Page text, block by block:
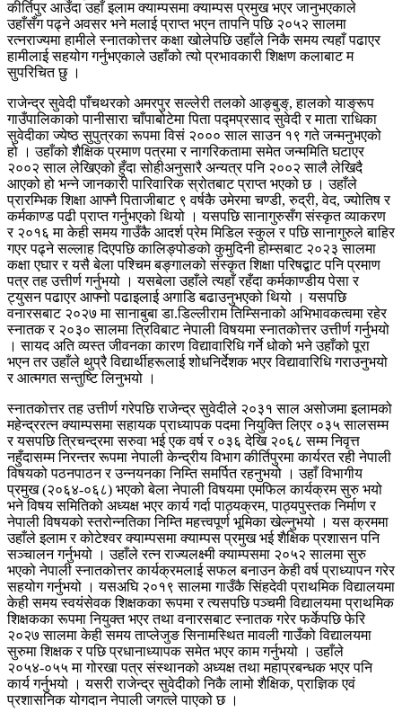
कीर्तिपुर आउँदा उहाँ इलाम क्याम्पसमा क्याम्पस प्रमुख भएर जानुभएकाले
उहाँसँग पढ्ने अवसर भने मलाई प्राप्त भएन तापनि पछि २०५२ सालमा
रत्नराज्यमा हामीले स्नातकोत्तर कक्षा खोलेपछि उहाँले निकै समय त्यहाँ पढाएर
हामीलाई सहयोग गर्नुभएकाले उहाँको त्यो प्रभावकारी शिक्षण कलाबाट म
सुपरिचित छु ।
राजेन्द्र सुवेदी पाँचथरको अमरपुर सल्लेरी तलको आङ्बुङ्, हालको याङ्रूप
गाउँपालिकाको पानीसारा चाँपाबोटेमा पिता पद्मप्रसाद सुवेदी र माता राधिका
सुवेदीका ज्येष्ठ सुपुत्रका रूपमा विसं २००० साल साउन १९ गते जन्मनुभएको
हो । उहाँको शैक्षिक प्रमाण पत्रमा र नागरिकतामा समेत जन्ममिति घटाएर
२००२ साल लेखिएको हुँदा सोहीअनुसारै अन्यत्र पनि २००२ सालै लेखिदै
आएको हो भन्ने जानकारी पारिवारिक स्रोतबाट प्राप्त भएको छ । उहाँले
प्रारम्भिक शिक्षा आफ्नै पिताजीबाट ९ वर्षकै उमेरमा चण्डी, रुद्री, वेद, ज्योतिष र
कर्मकाण्ड पढी प्राप्त गर्नुभएको थियो । यसपछि सानागुरुसँग संस्कृत व्याकरण
र २०१६ मा केही समय गाउँकै आदर्श प्रेम मिडिल स्कुल र पछि सानागुरुले बाहिर
गएर पढ्ने सल्लाह दिएपछि कालिङ्पोङको कुमुदिनी होम्सबाट २०२३ सालमा
कक्षा एघार र यसै बेला पश्चिम बङ्गालको संस्कृत शिक्षा परिषद्बाट पनि प्रमाण
पत्र तह उत्तीर्ण गर्नुभयो । यसबेला उहाँले त्यहाँ रहँदा कर्मकाण्डीय पेसा र
ट्युसन पढाएर आफ्नो पढाइलाई अगाडि बढाउनुभएको थियो । यसपछि
वनारसबाट २०२७ मा सानाबुबा डा.डिल्लीराम तिम्सिनाको अभिभावकत्वमा रहेर
स्नातक र २०३० सालमा त्रिविबाट नेपाली विषयमा स्नातकोत्तर उत्तीर्ण गर्नुभयो
। सायद अति व्यस्त जीवनका कारण विद्यावारिधि गर्ने धोको भने उहाँको पूरा
भएन तर उहाँले थुप्रै विद्यार्थीहरूलाई शोधनिर्देशक भएर विद्यावारिधि गराउनुभयो
र आत्मगत सन्तुष्टि लिनुभयो ।
स्नातकोत्तर तह उत्तीर्ण गरेपछि राजेन्द्र सुवेदीले २०३१ साल असोजमा इलामको
महेन्द्ररत्न क्याम्पसमा सहायक प्राध्यापक पदमा नियुक्ति लिएर ०३५ सालसम्म
र यसपछि त्रिचन्द्रमा सरुवा भई एक वर्ष र ०३६ देखि २०६८ सम्म निवृत्त
नहुँदासम्म निरन्तर रूपमा नेपाली केन्द्रीय विभाग कीर्तिपुरमा कार्यरत रही नेपाली
विषयको पठनपाठन र उन्नयनका निम्ति समर्पित रहनुभयो । उहाँ विभागीय
प्रमुख (२०६४-०६८) भएको बेला नेपाली विषयमा एमफिल कार्यक्रम सुरु भयो
भने विषय समितिको अध्यक्ष भएर कार्य गर्दा पाठ्यक्रम, पाठ्यपुस्तक निर्माण र
नेपाली विषयको स्तरोन्नतिका निम्ति महत्त्वपूर्ण भूमिका खेल्नुभयो । यस क्रममा
उहाँले इलाम र कोटेश्वर क्याम्पसमा क्याम्पस प्रमुख भई शैक्षिक प्रशासन पनि
सञ्चालन गर्नुभयो । उहाँले रत्न राज्यलक्ष्मी क्याम्पसमा २०५२ सालमा सुरु
भएको नेपाली स्नातकोत्तर कार्यक्रमलाई सफल बनाउन केही वर्ष प्राध्यापन गरेर
सहयोग गर्नुभयो । यसअघि २०१९ सालमा गाउँकै सिंहदेवी प्राथमिक विद्यालयमा
केही समय स्वयंसेवक शिक्षकका रूपमा र त्यसपछि पञ्चमी विद्यालयमा प्राथमिक
शिक्षकका रूपमा नियुक्त भएर तथा वनारसबाट स्नातक गरेर फर्केपछि फेरि
२०२७ सालमा केही समय ताप्लेजुङ सिनामस्थित मावली गाउँको विद्यालयमा
सुरुमा शिक्षक र पछि प्रधानाध्यापक समेत भएर काम गर्नुभयो । उहाँले
२०५४-०५५ मा गोरखा पत्र संस्थानको अध्यक्ष तथा महाप्रबन्धक भएर पनि
कार्य गर्नुभयो । यसरी राजेन्द्र सुवेदीको निकै लामो शैक्षिक, प्राज्ञिक एवं
प्रशासनिक योगदान नेपाली जगत्ले पाएको छ ।